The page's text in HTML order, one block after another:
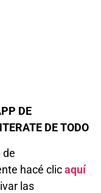
DE
DE TODO
de
hacé clicaquí
las